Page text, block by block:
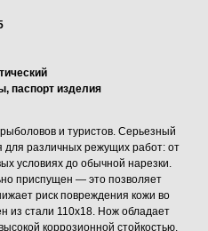
паспорт изделия
и туристов. Серьезный
для различных режущих работ: от
условиях до обычной нарезки.
приспущен — это позволяет
риск повреждения кожи во
из стали 110х18. Нож обладает
коррозионной стойкостью.